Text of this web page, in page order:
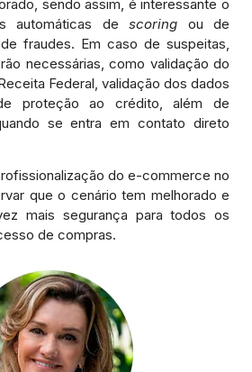
sendo assim, é interessante o
automáticas descoring ou de
fraudes. Em caso de suspeitas,
necessárias, como validação do
Federal, validação dos dados
proteção ao crédito, além de
se entra em contato direto
do e-commerce no
que o cenário tem melhorado e
mais segurança para todos os
de compras.